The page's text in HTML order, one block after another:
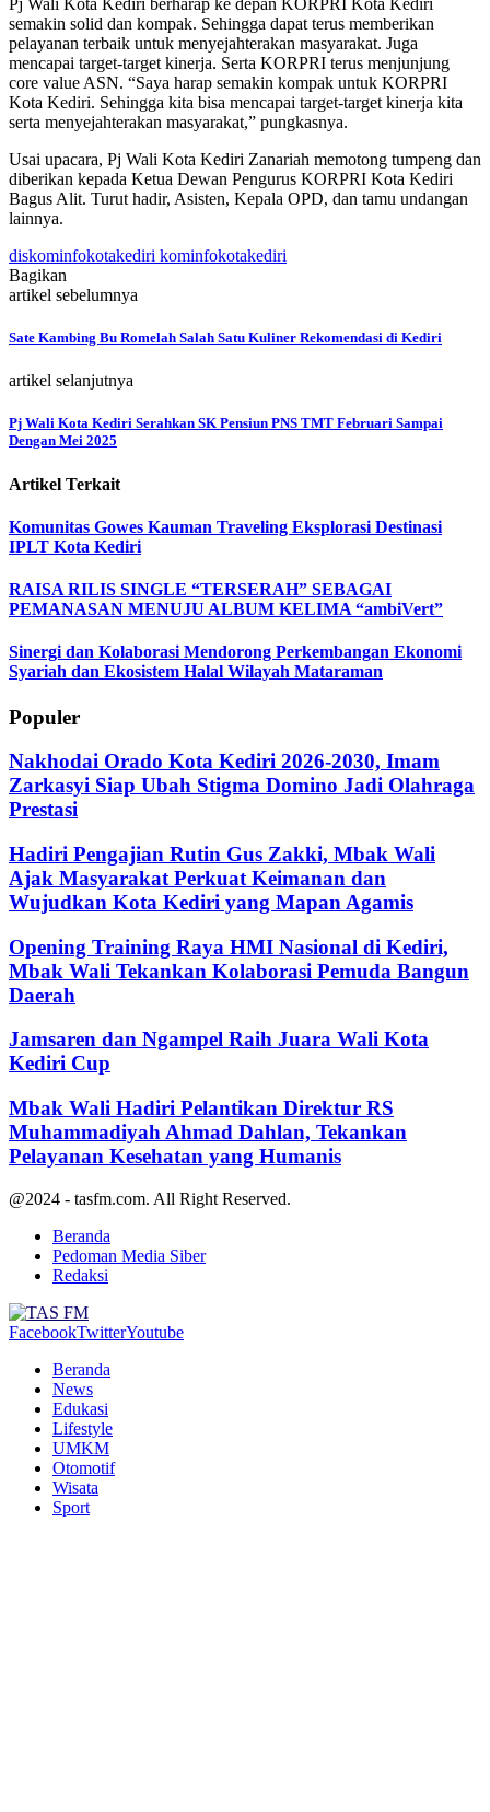
semakin solid dan kompak. Sehingga dapat terus memberikan
pelayanan terbaik untuk menyejahterakan masyarakat. Juga
mencapai target-target kinerja. Serta KORPRI terus menjunjung
core value ASN. “Saya harap semakin kompak untuk KORPRI
Kota Kediri. Sehingga kita bisa mencapai target-target kinerja kita
serta menyejahterakan masyarakat,” pungkasnya.
Usai upacara, Pj Wali Kota Kediri Zanariah memotong tumpeng dan
diberikan kepada Ketua Dewan Pengurus KORPRI Kota Kediri
Bagus Alit. Turut hadir, Asisten, Kepala OPD, dan tamu undangan
lainnya.
diskominfokotakediri kominfokotakediri
Bagikan
artikel sebelumnya
Sate Kambing Bu Romelah Salah Satu Kuliner Rekomendasi di Kediri
artikel selanjutnya
Pj Wali Kota Kediri Serahkan SK Pensiun PNS TMT Februari Sampai
Dengan Mei 2025
Artikel Terkait
Komunitas Gowes Kauman Traveling Eksplorasi Destinasi
IPLT Kota Kediri
RAISA RILIS SINGLE “TERSERAH” SEBAGAI
PEMANASAN MENUJU ALBUM KELIMA “ambiVert”
Sinergi dan Kolaborasi Mendorong Perkembangan Ekonomi
Syariah dan Ekosistem Halal Wilayah Mataraman
Populer
Nakhodai Orado Kota Kediri 2026-2030, Imam
Zarkasyi Siap Ubah Stigma Domino Jadi Olahraga
Prestasi
Hadiri Pengajian Rutin Gus Zakki, Mbak Wali
Ajak Masyarakat Perkuat Keimanan dan
Wujudkan Kota Kediri yang Mapan Agamis
Opening Training Raya HMI Nasional di Kediri,
Mbak Wali Tekankan Kolaborasi Pemuda Bangun
Daerah
Jamsaren dan Ngampel Raih Juara Wali Kota
Kediri Cup
Mbak Wali Hadiri Pelantikan Direktur RS
Muhammadiyah Ahmad Dahlan, Tekankan
Pelayanan Kesehatan yang Humanis
@2024 - tasfm.com. All Right Reserved.
Beranda
Pedoman Media Siber
Redaksi
FacebookTwitterYoutube
Beranda
News
Edukasi
Lifestyle
UMKM
Otomotif
Wisata
Sport